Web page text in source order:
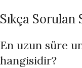
Sıkça Sorulan
En uzun süre
hangisidir?